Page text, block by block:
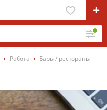
Работа Бары / рестораны